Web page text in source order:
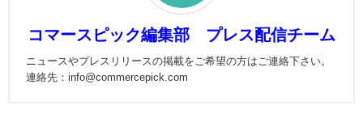
コマースピック編集部 プレス配信チーム
ニュースやプレスリリースの掲載をご希望の方はご連絡下さい。
連絡先：info@commercepick.com